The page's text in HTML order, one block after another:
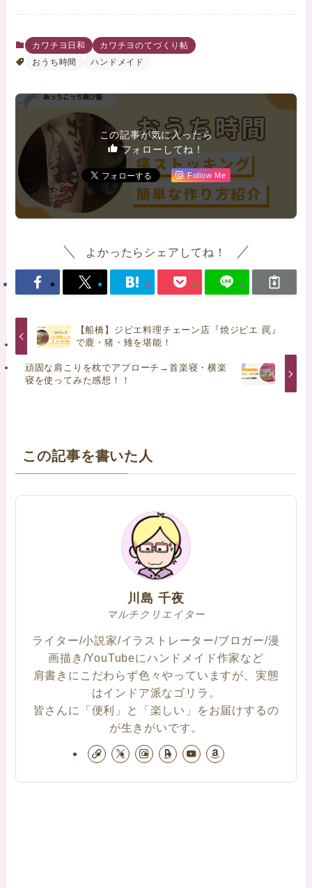
カワチヨ日和
カワチヨのてづくり帖
おうち時間
ハンドメイド
この記事が気に入ったら
フォローしてね！
Follow Me
よかったらシェアしてね！
【船橋】ジビエ料理チェーン店『焼ジビエ 罠』
で鹿・猪・雉を堪能！
頑固な肩こりを枕でアプローチ→首楽寝・横楽
寝を使ってみた感想！！
この記事を書いた人
川島 千夜
マルチクリエイター
ライター/小説家/イラストレーター/ブロガー/漫
画描き/YouTubeにハンドメイド作家など
肩書きにこだわらず色々やっていますが、実態
はインドア派なゴリラ。
皆さんに「便利」と「楽しい」をお届けするの
が生きがいです。